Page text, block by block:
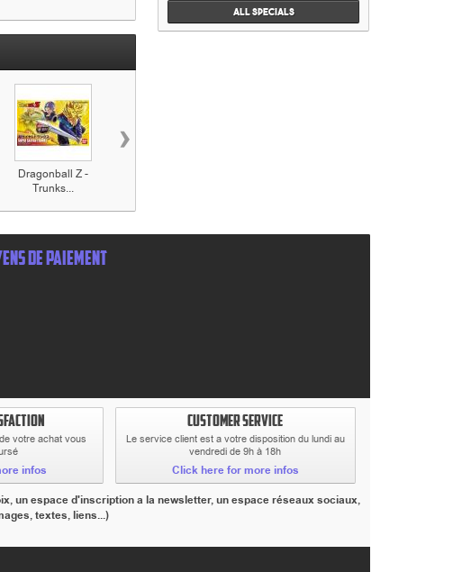
Dragonball Z -
Trunks...
›
All specials
DE PAIEMENT
votre achat vous
infos
CUSTOMER SERVICE
Le service client est a votre disposition du lundi au
vendredi de 9h à 18h
Click here for more infos
un espace d'inscription a la newsletter, un espace réseaux sociaux,
textes, liens...)